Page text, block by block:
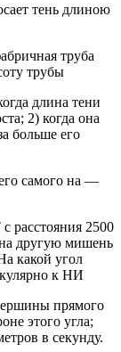
тень длиною
труба
трубы
длина тени
2) когда она
больше его
самого на —
2500
другую мишень
какой угол
к НИ
прямого
этого угла;
в секунду.